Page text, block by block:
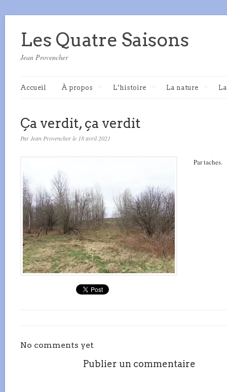
Les Quatre Saisons
Jean Provencher
Accueil À propos L’histoire La nature
Ça verdit, ça verdit
Par Jean Provencher le 18 avril 2021
Par taches.
No comments yet
Publier un commentaire